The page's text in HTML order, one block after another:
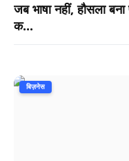
जब भाषा नहीं, हौसला
क...
बिज़नेस